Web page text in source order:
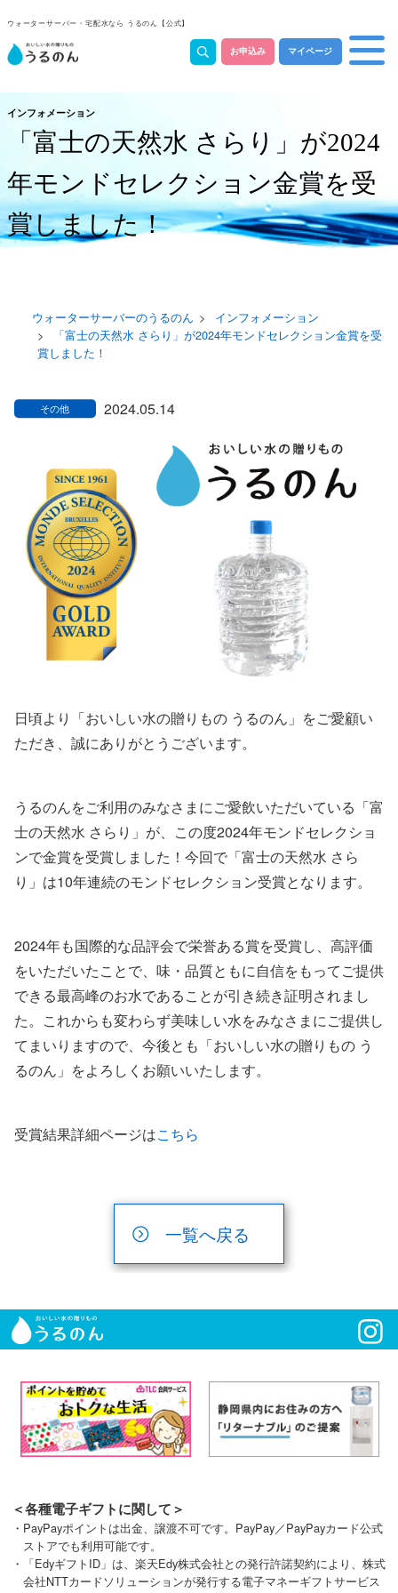
ウォーターサーバー・宅配水なら うるのん【公式】
お申込み マイページ
インフォメーション
「富士の天然水 さらり」が2024
年モンドセレクション金賞を受
賞しました！
ウォーターサーバーのうるのん
インフォメーション
「富士の天然水 さらり」が2024年モンドセレクション金賞を受
賞しました！
2024.05.14
日頃より「おいしい水の贈りもの うるのん」をご愛顧い
ただき、誠にありがとうございます。
うるのんをご利用のみなさまにご愛飲いただいている「富
士の天然水 さらり」が、この度2024年モンドセレクショ
ンで金賞を受賞しました！今回で「富士の天然水 さら
り」は10年連続のモンドセレクション受賞となります。
2024年も国際的な品評会で栄誉ある賞を受賞し、高評価
をいただいたことで、味・品質ともに自信をもってご提供
できる最高峰のお水であることが引き続き証明されまし
た。これからも変わらず美味しい水をみなさまにご提供し
てまいりますので、今後とも「おいしい水の贈りもの う
るのん」をよろしくお願いいたします。
受賞結果詳細ページはこちら
一覧へ戻る
＜各種電子ギフトに関して＞
・PayPayポイントは出金、譲渡不可です。PayPay／PayPayカード公式
ストアでも利用可能です。
・「EdyギフトID」は、楽天Edy株式会社との発行許諾契約により、株式
会社NTTカードソリューションが発行する電子マネーギフトサービス